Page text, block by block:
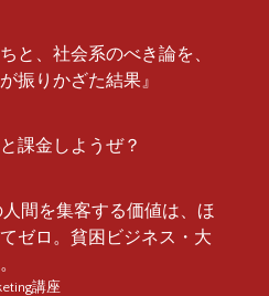
と、社会系のべき論を、
振りかざた結果』
課金しようぜ？
間を集客する価値は、ほ
ゼロ。貧困ビジネス・大
講座